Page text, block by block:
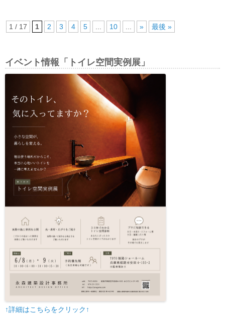
ビ
ー
シ
ン
1 / 17 1 2 3 4 5 10 » 最後 »
イベント情報「トイレ空間実例展」
↑詳細はこちらをクリック↑